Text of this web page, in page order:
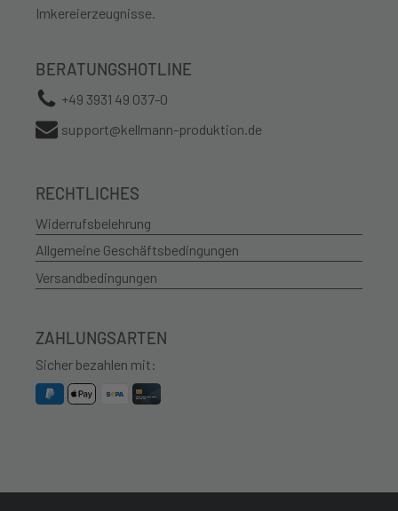
Imkereierzeugnisse.
BERATUNGSHOTLINE
+49 3931 49 037-0
support@kellmann-produktion.de
RECHTLICHES
Widerrufsbelehrung
Allgemeine Geschäftsbedingungen
Versandbedingungen
ZAHLUNGSARTEN
Sicher bezahlen mit: